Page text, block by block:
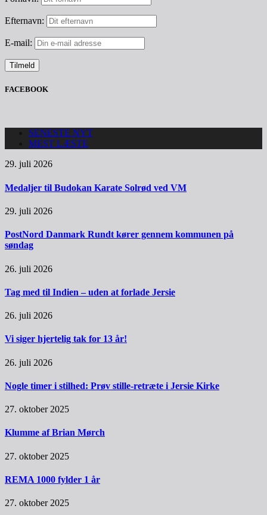
Efternavn:
E-mail:
FACEBOOK
SENESTE NYT
MEST LÆSTE
29. juli 2026
Medaljer til Budokan Karate Solrød ved VM
29. juli 2026
PostNord Danmark Rundt kører gennem kommunen på
søndag
26. juli 2026
Tag med til Indien – uden at forlade Jersie
26. juli 2026
Vi siger hjertelig tak for 13 år!
26. juli 2026
Nogle timer i stilhed: Prøv stille-retræte i Jersie Kirke
27. oktober 2025
Klumme af Brian Mørch
27. oktober 2025
REMA 1000 fylder 1 år
27. oktober 2025